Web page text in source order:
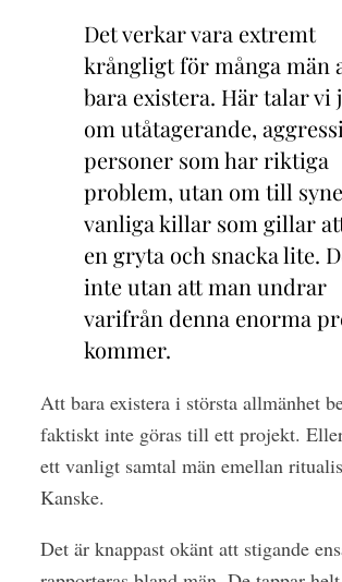
Det verkar vara extremt
krångligt för många män
bara existera. Här talar vi
om utåtagerande,
personer som har riktiga
problem, utan om till
vanliga killar som gillar
en gryta och snacka lite.
inte utan att man undrar
varifrån denna enorma
kommer.
Att bara existera i största allmänhet
faktiskt inte göras till ett projekt.
ett vanligt samtal män emellan
Kanske.
Det är knappast okänt att stigande